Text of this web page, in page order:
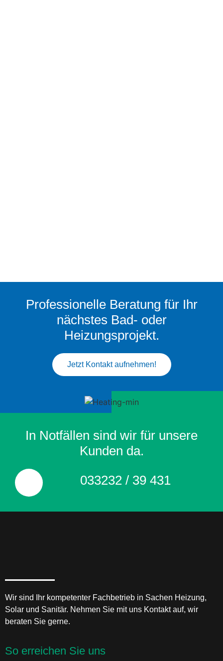
Professionelle Beratung für Ihr
nächstes Bad- oder
Heizungsprojekt.
Jetzt Kontakt aufnehmen!
In Notfällen sind wir für unsere
Kunden da.
033232 / 39 431
Wir sind Ihr kompetenter Fachbetrieb in Sachen Heizung,
Solar und Sanitär. Nehmen Sie mit uns Kontakt auf, wir
beraten Sie gerne.
So erreichen Sie uns